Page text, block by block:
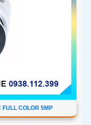
COLOR 5MP